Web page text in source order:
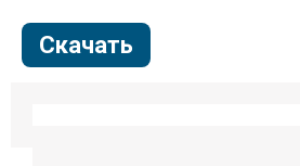
Скачать